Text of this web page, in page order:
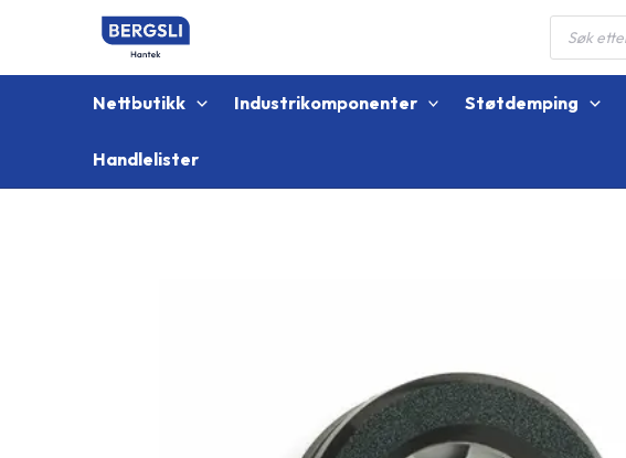
Products
search
Nettbutikk Industrikomponenter Støtdemping
Handlelister